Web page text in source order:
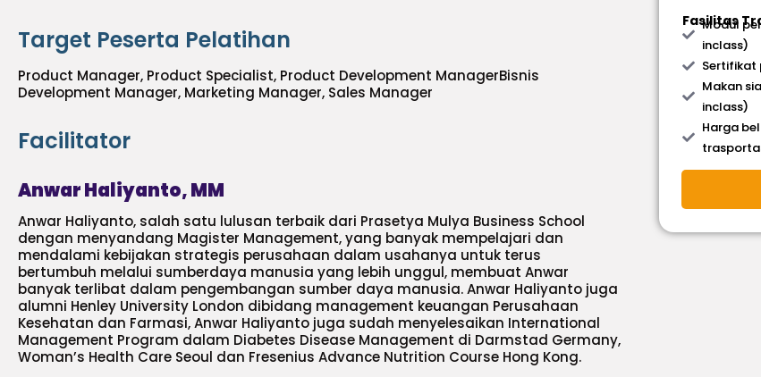
Target Peserta Pelatihan
Product Manager, Product Specialist, Product Development ManagerBisnis
Development Manager, Marketing Manager, Sales Manager
Facilitator
Anwar Haliyanto, MM
Anwar Haliyanto, salah satu lulusan terbaik dari Prasetya Mulya Business School
dengan menyandang Magister Management, yang banyak mempelajari dan
mendalami kebijakan strategis perusahaan dalam usahanya untuk terus
bertumbuh melalui sumberdaya manusia yang lebih unggul, membuat Anwar
banyak terlibat dalam pengembangan sumber daya manusia. Anwar Haliyanto juga
alumni Henley University London dibidang management keuangan Perusahaan
Kesehatan dan Farmasi, Anwar Haliyanto juga sudah menyelesaikan International
Management Program dalam Diabetes Disease Management di Darmstad Germany,
Woman’s Health Care Seoul dan Fresenius Advance Nutrition Course Hong Kong.
Fasilitas
Modul
inclass)
Sertifikat
Makan
inclass)
Harga